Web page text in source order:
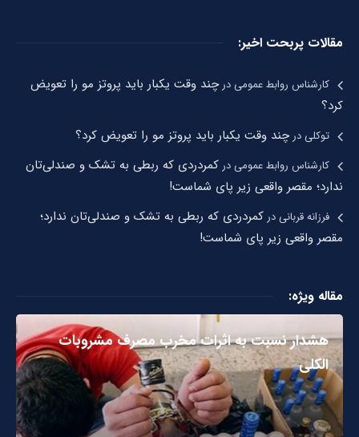
مقالات پربحت اخیر:
کارشناس روابط عمومیدرچند وقت یکبار باید پروتز مو را تعویض
کرد؟
توکلیدرچند وقت یکبار باید پروتز مو را تعویض کرد؟
کارشناس روابط عمومیدر کمردردی که ربطی به تشک و صندلی‌تان
ندارد؛ مقصر واقعی زیر پای شماست!
فرزانه قربانیدر کمردردی که ربطی به تشک و صندلی‌تان ندارد؛
مقصر واقعی زیر پای شماست!
مقاله ویژه:
هشدار نسبت به اثرات مخرب مصرف مشروبات
الکلی